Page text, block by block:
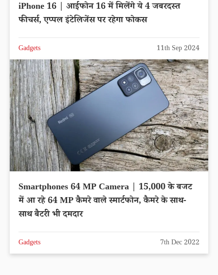
iPhone 16 | आईफोन 16 में मिलेंगे ये 4 जबरदस्त
फीचर्स, एप्पल इंटेलिजेंस पर रहेगा फोकस
Gadgets 11th Sep 2024
Smartphones 64 MP Camera | 15,000 के बजट
में आ रहे 64 MP कैमरे वाले स्मार्टफोन, कैमरे के साथ-
साथ बैटरी भी दमदार
Gadgets 7th Dec 2022